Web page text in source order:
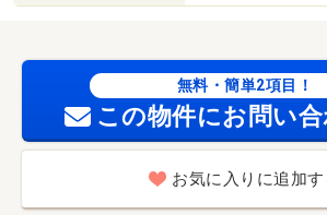
無料・簡単2項目！
この物件にお問い
お気に入りに追加す